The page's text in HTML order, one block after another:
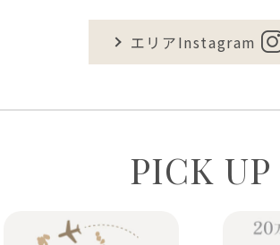
エリアInstagram
PICK UP